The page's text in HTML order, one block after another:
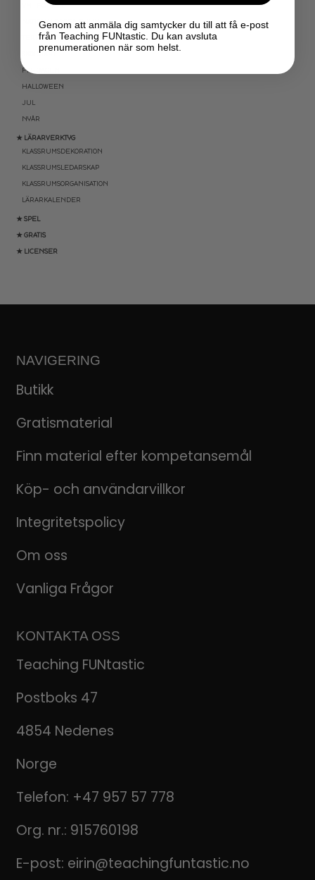
VM I FOTBOLL
NATIONALDAGEN 6 JUNI
TERMINSAVSLUT
SKOLSTART
FN-DAGEN
HALLOWEEN
JUL
NYÅR
★ LÄRARVERKTYG
KLASSRUMSDEKORATION
KLASSRUMSLEDARSKAP
KLASSRUMSORGANISATION
LÄRARKALENDER
★ SPEL
★ GRATIS
★ LICENSER
NAVIGERING
Butikk
Gratismaterial
Finn material efter kompetansemål
Köp- och användarvillkor
Integritetspolicy
Om oss
Vanliga Frågor
KONTAKTA OSS
Teaching FUNtastic
Postboks 47
4854 Nedenes
Norge
Telefon: +47 957 57 778
Org. nr.: 915760198
E-post: eirin@teachingfuntastic.no
Genom att anmäla dig samtycker du till att få e-post
från Teaching FUNtastic. Du kan avsluta
prenumerationen när som helst.